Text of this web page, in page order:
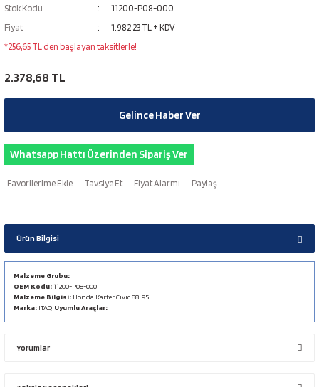
Stok Kodu
11200-P08-000
Fiyat
1.982,23 TL + KDV
*256,65 TL den başlayan taksitlerle!
2.378,68 TL
Gelince Haber Ver
Whatsapp Hattı Üzerinden Sipariş Ver
Tavsiye Et Fiyat Alarmı Paylaş
Ürün Bilgisi
Malzeme Grubu:
OEM Kodu:11200-P08-000
Malzeme Bilgisi: Honda Karter Cıvıc 88-95
Marka: ITAQIUyumlu Araçlar:
Yorumlar